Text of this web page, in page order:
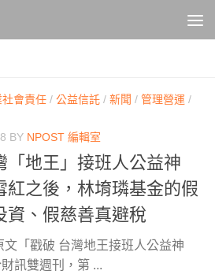
社會責任 / 公益信託 / 新聞 / 管理營運 /
BY NPOST 編輯室
「地王」接班人公益神
紅之後，林堉璘基金的假
資、假慈善真避稅
文「戳破 台灣地王接班人公益神
訊雙週刊，第 ...